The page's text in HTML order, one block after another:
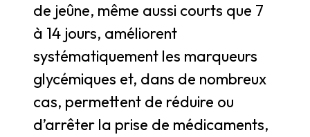
de jeûne, même aussi courts que 7
à 14 jours, améliorent
systématiquement les marqueurs
glycémiques et, dans de nombreux
cas, permettent de réduire ou
d’arrêter la prise de médicaments,